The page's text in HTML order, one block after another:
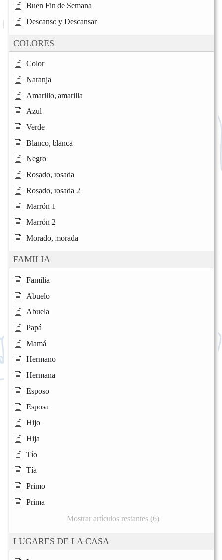
Buen Fin de Semana
Descanso y Descansar
COLORES
Color
Naranja
Amarillo, amarilla
Azul
Verde
Blanco, blanca
Negro
Rosado, rosada
Rosado, rosada 2
Marrón 1
Marrón 2
Morado, morada
FAMILIA
Familia
Abuelo
Abuela
Papá
Mamá
Hermano
Hermana
Esposo
Esposa
Hijo
Hija
Tío
Tía
Primo
Prima
Mostrar artículos restantes (6)
LUGARES DE LA CASA